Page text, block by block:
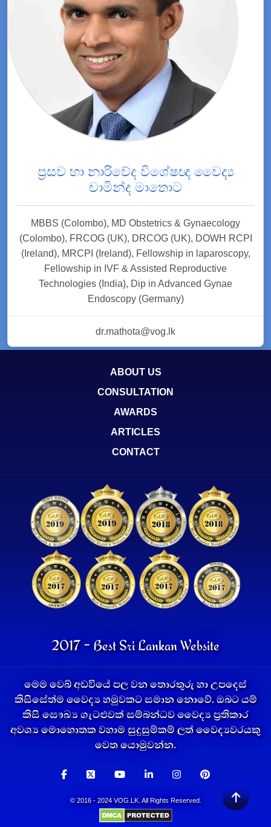
ප්‍රසව හා නාරිවේද විශේෂඥ වෛද්‍ය
චාමින්ද මාතොට
MBBS (Colombo), MD Obstetrics & Gynaecology
(Colombo), FRCOG (UK), DRCOG (UK), DOWH RCPI
(Ireland), MRCPI (Ireland), Fellowship in laparoscopy,
Fellowship in IVF & Assisted Reproductive
Technologies (India), Dip in Advanced Gynae
Endoscopy (Germany)
dr.mathota@vog.lk
ABOUT US
CONSULTATION
AWARDS
ARTICLES
CONTACT
2017 - Best Sri Lankan Website
මෙම වෙබ් අඩවියේ පල වන තොරතුරු හා උපදෙස්
කිසිසේත්ම වෛද්‍ය හමුවකට සමාන නොවේ. ඔබට යම්
කිසි සෞඛ්‍ය ගැටළුවක් සම්බන්ධව වෛද්‍ය ප්‍රතිකාර
අවශ්‍ය මොහොතක වහාම සුදුසුම්කම් ලත් වෛද්‍යවරයකු
වෙත යොමුවන්න.
© 2016 - 2024 VOG.LK. All Rights Reserved.